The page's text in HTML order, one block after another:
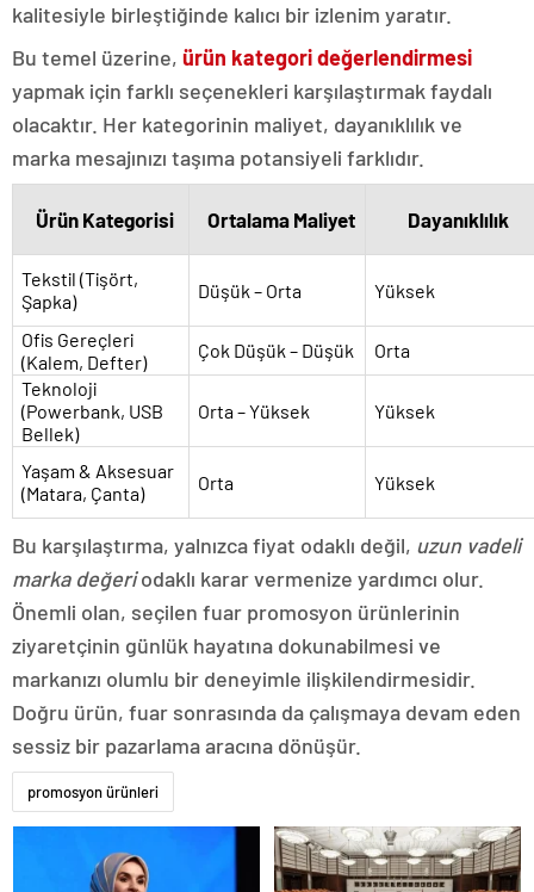
kalitesiyle birleştiğinde kalıcı bir izlenim yaratır.
Bu temel üzerine, ürün kategori değerlendirmesi
yapmak için farklı seçenekleri karşılaştırmak faydalı
olacaktır. Her kategorinin maliyet, dayanıklılık ve
marka mesajınızı taşıma potansiyeli farklıdır.
Ürün Kategorisi Ortalama Maliyet Dayanıklılık
Tekstil (Tişört,
Şapka)
Düşük – Orta Yüksek
Ofis Gereçleri
(Kalem, Defter)
Çok Düşük – Düşük
Orta
Teknoloji
(Powerbank, USB
Bellek)
Orta – Yüksek Yüksek
Yaşam & Aksesuar
(Matara, Çanta)
Orta Yüksek
Bu karşılaştırma, yalnızca fiyat odaklı değil, uzun vadeli
marka değeriodaklı karar vermenize yardımcı olur.
Önemli olan, seçilen fuar promosyon ürünlerinin
ziyaretçinin günlük hayatına dokunabilmesi ve
markanızı olumlu bir deneyimle ilişkilendirmesidir.
Doğru ürün, fuar sonrasında da çalışmaya devam eden
sessiz bir pazarlama aracına dönüşür.
promosyon ürünleri